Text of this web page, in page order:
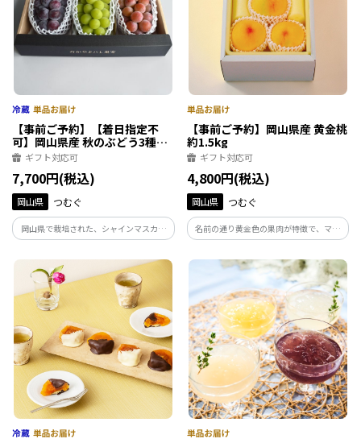
【事前ご予約】【着日指定不
可】岡山県産 秋のぶどう3種
(各600g 1房)
ギフト対応可
7,700円(税込)
岡山県 つむぐ
岡山県で栽培された、シャインマスカッ
ト、ニューピオーネ、クイーンニーナの
詰合せです。甘みや香りが異なる３品種を
詰合せた、贅沢な食べ比べセットです。
【お届け時期：9月中旬～9月下旬】
【事前ご予約】岡山県産 黄金桃
約1.5kg
ギフト対応可
4,800円(税込)
岡山県 つむぐ
名前の通り黄金色の果肉が特徴で、マン
ゴーを思わせるまったり濃厚な味わい
は、桃のイメージを覆す味わいです。【お
届け時期：8月下旬～9月上旬】